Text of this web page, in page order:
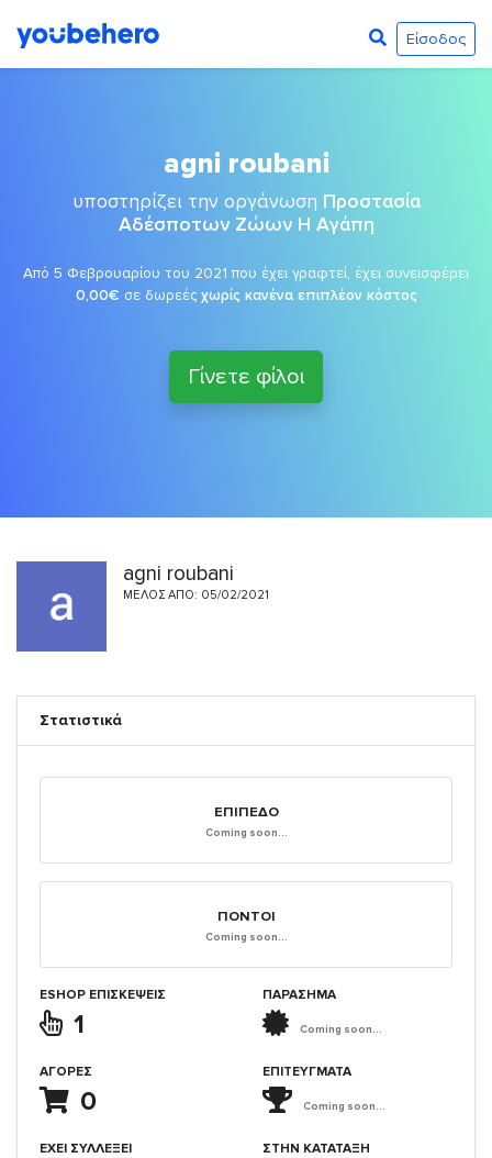
Είσοδος
agni roubani
υποστηρίζει την οργάνωση Προστασία
Αδέσποτων Ζώων Η Αγάπη
Από 5 Φεβρουαρίου του 2021 που έχει γραφτεί, έχει συνεισφέρει
0,00€ σε δωρεές χωρίς κανένα επιπλέον κόστος
Γίνετε φίλοι
agni roubani
ΜΈΛΟΣ ΑΠΌ: 05/02/2021
Στατιστικά
ΕΠΊΠΕΔΟ
Coming soon...
ΠΌΝΤΟΙ
Coming soon...
ESHOP ΕΠΙΣΚΈΨΕΙΣ
1
ΑΓΟΡΈΣ
0
ΈΧΕΙ ΣΥΛΛΈΞΕΙ
ΠΑΡΑΣΗΜΑ
Coming soon...
ΕΠΙΤΕΎΓΜΑΤΑ
Coming soon...
ΣΤΗΝ ΚΑΤΆΤΑΞΗ